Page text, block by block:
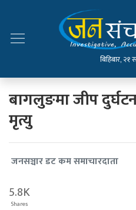
बिहिबार, २१
बागलुङमा जीप
मृत्यु
जनसञ्चार डट कम समाचारदाता
5.8K
Shares